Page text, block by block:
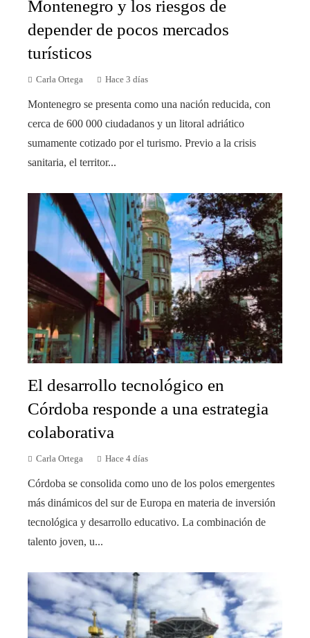
Montenegro y los riesgos de
depender de pocos mercados
turísticos
Carla Ortega Hace 3 días
Montenegro se presenta como una nación reducida, con
cerca de 600 000 ciudadanos y un litoral adriático
sumamente cotizado por el turismo. Previo a la crisis
sanitaria, el territor...
El desarrollo tecnológico en
Córdoba responde a una estrategia
colaborativa
Carla Ortega Hace 4 días
Córdoba se consolida como uno de los polos emergentes
más dinámicos del sur de Europa en materia de inversión
tecnológica y desarrollo educativo. La combinación de
talento joven, u...